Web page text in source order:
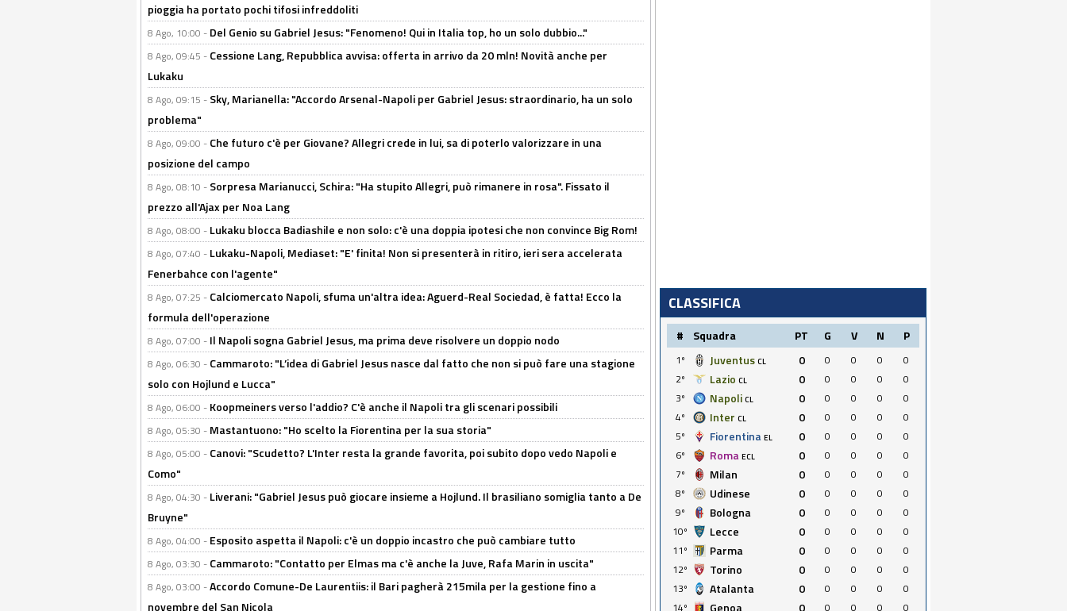
pioggia ha portato pochi tifosi infreddoliti
8 Ago, 10:00 - Del Genio su Gabriel Jesus: "Fenomeno! Qui in Italia top, ho un solo dubbio..."
8 Ago, 09:45 - Cessione Lang, Repubblica avvisa: offerta in arrivo da 20 mln! Novità anche per
Lukaku
8 Ago, 09:15 - Sky, Marianella: "Accordo Arsenal-Napoli per Gabriel Jesus: straordinario, ha un solo
problema"
8 Ago, 09:00 - Che futuro c'è per Giovane? Allegri crede in lui, sa di poterlo valorizzare in una
posizione del campo
8 Ago, 08:10 - Sorpresa Marianucci, Schira: "Ha stupito Allegri, può rimanere in rosa". Fissato il
prezzo all'Ajax per Noa Lang
8 Ago, 08:00 - Lukaku blocca Badiashile e non solo: c'è una doppia ipotesi che non convince Big Rom!
8 Ago, 07:40 - Lukaku-Napoli, Mediaset: "E' finita! Non si presenterà in ritiro, ieri sera accelerata
Fenerbahce con l'agente"
8 Ago, 07:25 - Calciomercato Napoli, sfuma un'altra idea: Aguerd-Real Sociedad, è fatta! Ecco la
formula dell'operazione
8 Ago, 07:00 - Il Napoli sogna Gabriel Jesus, ma prima deve risolvere un doppio nodo
8 Ago, 06:30 - Cammaroto: "L’idea di Gabriel Jesus nasce dal fatto che non si può fare una stagione
solo con Hojlund e Lucca"
8 Ago, 06:00 - Koopmeiners verso l'addio? C'è anche il Napoli tra gli scenari possibili
8 Ago, 05:30 - Mastantuono: "Ho scelto la Fiorentina per la sua storia"
8 Ago, 05:00 - Canovi: "Scudetto? L'Inter resta la grande favorita, poi subito dopo vedo Napoli e
Como"
8 Ago, 04:30 - Liverani: "Gabriel Jesus può giocare insieme a Hojlund. Il brasiliano somiglia tanto a De
Bruyne"
8 Ago, 04:00 - Esposito aspetta il Napoli: c'è un doppio incastro che può cambiare tutto
8 Ago, 03:30 - Cammaroto: "Contatto per Elmas ma c'è anche la Juve, Rafa Marin in uscita"
8 Ago, 03:00 -Accordo Comune-De Laurentiis: il Bari pagherà 215mila per la gestione fino a
novembre del San Nicola
CLASSIFICA
# Squadra PT G V N P
1º Juventus CL 0 0 0 0
0
2º
Lazio CL 0 0 0 0
0
3º
Napoli CL 0 0 0 0
0
4º
Inter CL 0 0 0 0
0
5º
Fiorentina EL 0 0 0 0
0
6º
Roma ECL 0 0 0 0
0
7º
Milan 0 0 0 0
0
8º
Udinese 0 0 0 0
0
9º
Bologna 0 0 0 0
0
10º
Lecce 0 0 0 0
0
11º
Parma 0 0 0 0
0
12º
Torino 0 0 0 0
0
13º
Atalanta 0 0 0 0
0
14º
Genoa 0 0 0 0 0